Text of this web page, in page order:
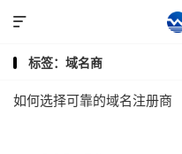

标签：域名商
如何选择可靠的域名注册商